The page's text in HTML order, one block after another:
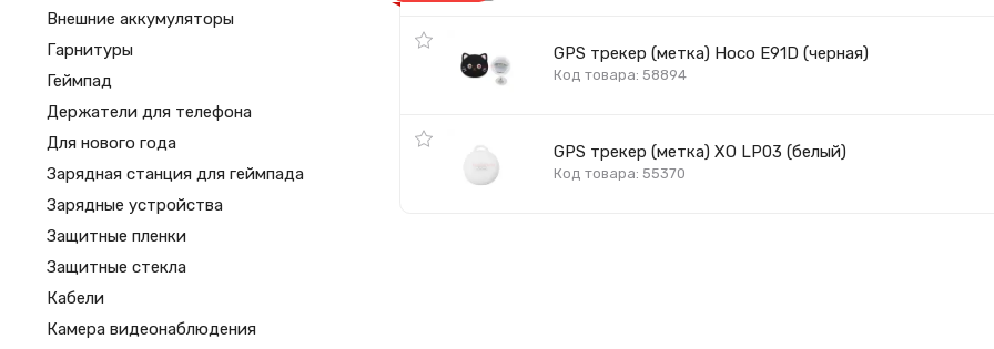
Внешние аккумуляторы
Гарнитуры
Геймпад
Держатели для телефона
Для нового года
Зарядная станция для геймпада
Зарядные устройства
Защитные пленки
Защитные стекла
Кабели
Камера видеонаблюдения
GPS трекер (метка) Hoco E91D (черная)
Код товара: 58894
GPS трекер (метка) XO LP03 (белый)
Код товара: 55370